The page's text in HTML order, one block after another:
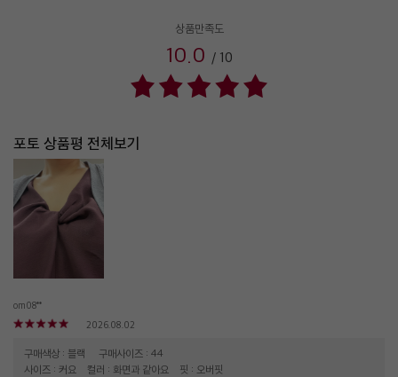
상품만족도
10.0 / 10
포토 상품평 전체보기
om08**
2026.08.02
구매색상 : 블랙
구매사이즈 : 44
사이즈 : 커요
컬러 : 화면과 같아요 핏 : 오버핏